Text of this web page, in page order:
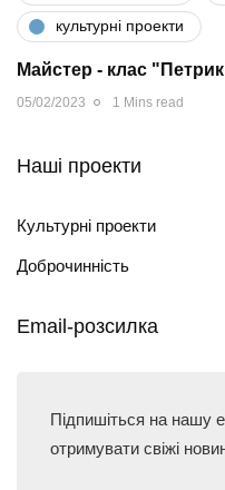
культурні проекти
Майстер - клас
05/02/2023 1 Mins read
Наші проекти
Культурні проекти
Доброчинність
Email-розсилка
Підпишіться на нашу
отримувати свіжі